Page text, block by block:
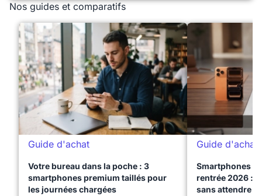
Nos guides et comparatifs
Guide d'achat
Votre bureau dans la poche : 3
smartphones premium taillés pour
les journées chargées
Guide d'achat
Smartphones
rentrée 2026 :
sans attendre